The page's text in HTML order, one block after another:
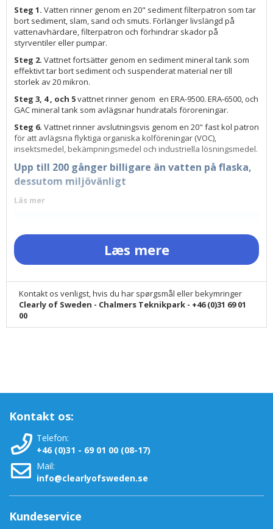
Steg 1. Vatten rinner genom en 20" sediment filterpatron som tar
bort sediment, slam, sand och smuts. Förlänger livslängd på
vattenavhärdare, filterpatron och förhindrar skador på
styrventiler eller pumpar.
Steg 2. Vattnet fortsätter genom en sediment mineral tank som
effektivt tar bort sediment och suspenderat material ner till
storlek av 20 mikron.
Steg 3, 4 , och 5vattnet rinner genom en ERA-9500. ERA-6500, och
GAC mineral tank som avlägsnar hundratals föroreningar.
Steg 6. Vattnet rinner avslutningsvis genom en 20" fast kol patron
för att avlägsna flyktiga organiska kolföreningar (VOC),
insektsmedel, bekämpningsmedel och industriella lösningsmedel.
Upp till 200 gånger billigare än vatten på flaska,
dessutom miljövänligt
Läs mer
Vilken vattenrenare skall jag välja?
Læs mere
Kontakt os venligst, hvis du har spørgsmål eller bekymringer
Clearly of Sweden - Chalmers Teknikpark - +46 (0)31 69 01
00
Kontakt os:
Telefon:
+46 (0)31 - 69 01 00 (08-17)
Mail:
info@clearlyofsweden.se
Kundeservice